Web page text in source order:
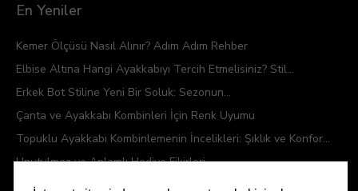
En Yeniler
Kemer Ölçüsü Nasıl Alınır? Adım Adım Rehber
Elbise Altına Hangi Ayakkabıyı Tercih Etmelisiniz? Stil...
Erkek Bot Stiline Yeni Bir Soluk: Sezonun...
Çanta ve Ayakkabı Kombinleri İçin Renk Uyumu
Topuklu Ayakkabı Kombinlemenin İncelikleri: Şıklık ve Konfor...
Unutulmaz ve Anlamlı Hediye Fikirleri